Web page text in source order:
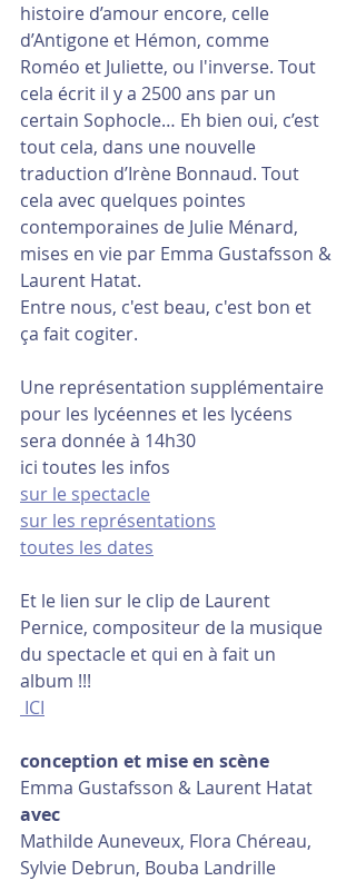
histoire d’amour encore, celle
d’Antigone et Hémon, comme
Roméo et Juliette, ou l'inverse. Tout
cela écrit il y a 2500 ans par un
certain Sophocle… Eh bien oui, c’est
tout cela, dans une nouvelle
traduction d’Irène Bonnaud. Tout
cela avec quelques pointes
contemporaines de Julie Ménard,
mises en vie par Emma Gustafsson &
Laurent Hatat.
Entre nous, c'est beau, c'est bon et
ça fait cogiter.
Une représentation supplémentaire
pour les lycéennes et les lycéens
sera donnée à 14h30
ici toutes les infos
sur le spectacle
sur les représentations
toutes les dates
Et le lien sur le clip de Laurent
Pernice, compositeur de la musique
du spectacle et qui en à fait un
album !!!
ICI
conception et mise en scène
Emma Gustafsson & Laurent Hatat
avec
Mathilde Auneveux, Flora Chéreau,
Sylvie Debrun, Bouba Landrille